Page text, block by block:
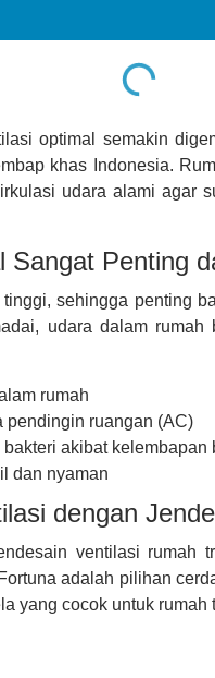
optimal semakin
khas Indonesia.
udara alami agar
Sangat Penting
sehingga penting
udara dalam
rumah
pendingin ruangan (AC)
akibat kelembapan
dan nyaman
dengan
ventilasi rumah
adalah pilihan
yang cocok untuk rumah